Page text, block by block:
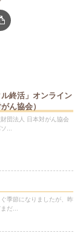
終活」オンライン
ん協会）
団法人 日本対がん協会
...
季節になりましたが、昨
だ...